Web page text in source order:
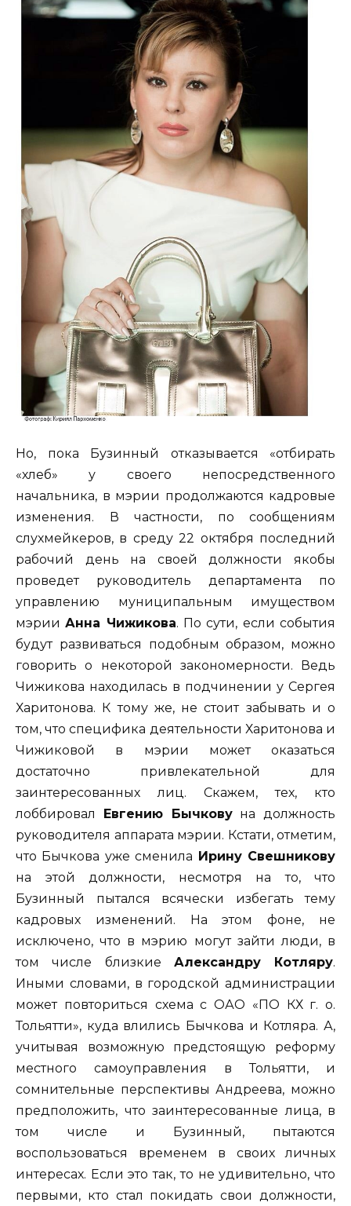
Но, пока Бузинный отказывается «отбирать
«хлеб» у своего непосредственного
начальника, в мэрии продолжаются кадровые
изменения. В частности, по сообщениям
слухмейкеров, в среду 22 октября последний
рабочий день на своей должности якобы
проведет руководитель департамента по
управлению муниципальным имуществом
мэрииАнна Чижикова. По сути, если события
будут развиваться подобным образом, можно
говорить о некоторой закономерности. Ведь
Чижикова находилась в подчинении у Сергея
Харитонова. К тому же, не стоит забывать и о
том, что специфика деятельности Харитонова и
Чижиковой в мэрии может оказаться
достаточно привлекательной для
заинтересованных лиц. Скажем, тех, кто
лоббировал Евгению Бычковуна должность
руководителя аппарата мэрии. Кстати, отметим,
что Бычкова уже сменила Ирину Свешникову
на этой должности, несмотря на то, что
Бузинный пытался всячески избегать тему
кадровых изменений. На этом фоне, не
исключено, что в мэрию могут зайти люди, в
том числе близкие Александру Котляру.
Иными словами, в городской администрации
может повториться схема с ОАО «ПО КХ г. о.
Тольятти», куда влились Бычкова и Котляра. А,
учитывая возможную предстоящую реформу
местного самоуправления в Тольятти, и
сомнительные перспективы Андреева, можно
предположить, что заинтересованные лица, в
том числе и Бузинный, пытаются
воспользоваться временем в своих личных
интересах. Если это так, то не удивительно, что
первыми, кто стал покидать свои должности,